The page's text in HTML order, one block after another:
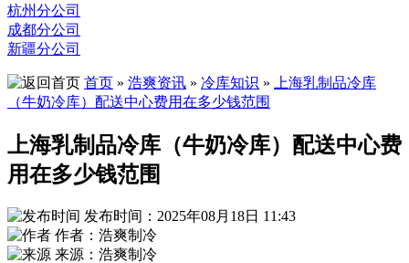
杭州分公司
成都分公司
新疆分公司
首页 » 浩爽资讯 » 冷库知识 »
上海乳制品冷库
（牛奶冷库）配送中心费用在多少钱范围
上海乳制品冷库（牛奶冷库）配送中心费
用在多少钱范围
发布时间：2025年08月18日 11:43
作者：浩爽制冷
来源：浩爽制冷